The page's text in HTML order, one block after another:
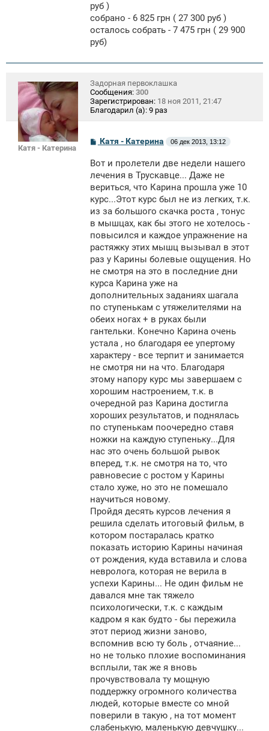
руб )
собрано - 6 825 грн ( 27 300 руб )
осталось собрать - 7 475 грн ( 29 900
руб)
Катя - Катерина
Задорная первоклашка
Сообщения: 300
Зарегистрирован: 18 ноя 2011, 21:47
Благодарил (а): 9 раз
С
б
щ
н
и
Катя - Катерина 06 дек 2013, 13:12
Вот и пролетели две недели нашего
лечения в Трускавце... Даже не
вериться, что Карина прошла уже 10
курс...Этот курс был не из легких, т.к.
из за большого скачка роста , тонус
в мышцах, как бы этого не хотелось -
повысился и каждое упражнение на
растяжку этих мышц вызывал в этот
раз у Карины болевые ощущения. Но
не смотря на это в последние дни
курса Карина уже на
дополнительных заданиях шагала
по ступенькам с утяжелителями на
обеих ногах + в руках были
гантельки. Конечно Карина очень
устала , но благодаря ее упертому
характеру - все терпит и занимается
не смотря ни на что. Благодаря
этому напору курс мы завершаем с
хорошим настроением, т.к. в
очередной раз Карина достигла
хороших результатов, и поднялась
по ступенькам поочередно ставя
ножки на каждую ступеньку...Для
нас это очень большой рывок
вперед, т.к. не смотря на то, что
равновесие с ростом у Карины
стало хуже, но это не помешало
научиться новому.
Пройдя десять курсов лечения я
решила сделать итоговый фильм, в
котором постаралась кратко
показать историю Карины начиная
от рождения, куда вставила и слова
невролога, которая не верила в
успехи Карины... Не один фильм не
давался мне так тяжело
психологически, т.к. с каждым
кадром я как будто - бы пережила
этот период жизни заново,
вспомнив всю ту боль , отчаяние...
но не только плохие воспоминания
всплыли, так же я вновь
прочувствовала ту мощную
поддержку огромного количества
людей, которые вместе со мной
поверили в такую , на тот момент
слабенькую, маленькую девчушку...